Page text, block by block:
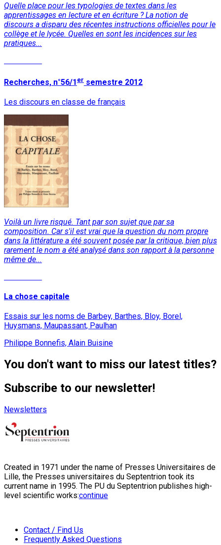
Quelle place pour les typologies de textes dans les
apprentissages en lecture et en écriture ? La notion de
discours a disparu des récentes instructions officielles pour le
collège et le lycée. Quelles en sont les incidences sur les
pratiques...
Recherches, n°56/1 er semestre 2012
Les discours en classe de français
Voilà un livre risqué. Tant par son sujet que par sa
composition. Car s'il est vrai que la question du nom propre
dans la littérature a été souvent posée par la critique, bien plus
rarement le nom a été analysé dans son rapport à la personne
même de...
La chose capitale
Essais sur les noms de Barbey, Barthes, Bloy, Borel,
Huysmans, Maupassant, Paulhan
Philippe Bonnefis, Alain Buisine
You don't want to miss our latest titles?
Subscribe to our newsletter!
Newsletters
Created in 1971 under the name of Presses Universitaires de
Lille, the Presses universitaires du Septentrion took its
current name in 1995. The PU du Septentrion publishes high-
level scientific works:continue
Contact / Find Us
Frequently Asked Questions